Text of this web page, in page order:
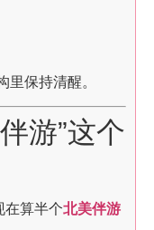
里保持清醒。
游”这个
在算半个北美伴游